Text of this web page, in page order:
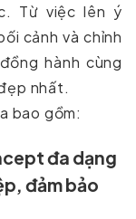
Từ việc lên ý
cảnh và chỉnh
hành cùng
nhất.
bao gồm:
đa dạng
đảm bảo